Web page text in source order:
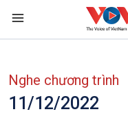
Nhảy đến nội dung
Nghe chương trình
11/12/2022